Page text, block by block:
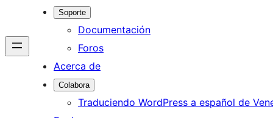
Soporte
Documentación
Foros
Acerca de
Colabora
Traduciendo WordPress a español de